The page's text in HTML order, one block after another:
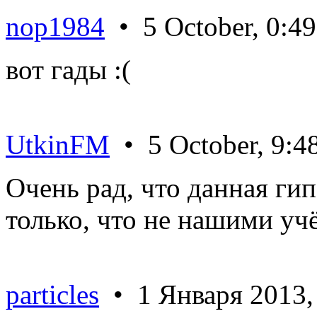
nop1984 • 5 October, 0:49
вот гады :(
UtkinFM • 5 October,
Очень рад, что данная
только, что не нашими
particles • 1 Января